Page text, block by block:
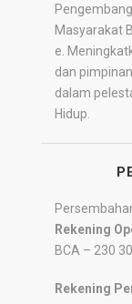
Masyarakat
e.
dan
dalam
Hidup.
Rekening
BCA – 230
Rekening